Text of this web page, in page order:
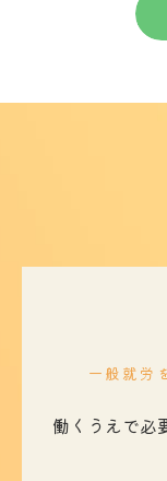
一般就労
働くうえで必